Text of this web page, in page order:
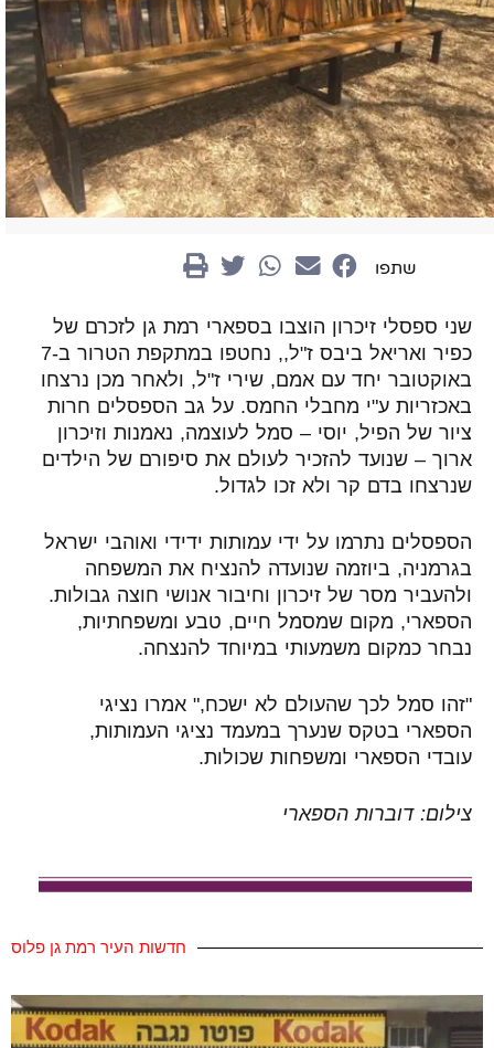
שתפו
שני ספסלי זיכרון הוצבו בספארי רמת גן לזכרם של
כפיר ואריאל ביבס ז"ל,, נחטפו במתקפת הטרור ב-7
באוקטובר יחד עם אמם, שירי ז"ל, ולאחר מכן נרצחו
באכזריות ע"י מחבלי החמס. על גב הספסלים חרות
ציור של הפיל, יוסי – סמל לעוצמה, נאמנות וזיכרון
ארוך – שנועד להזכיר לעולם את סיפורם של הילדים
שנרצחו בדם קר ולא זכו לגדול.
הספסלים נתרמו על ידי עמותות ידידי ואוהבי ישראל
בגרמניה, ביוזמה שנועדה להנציח את המשפחה
ולהעביר מסר של זיכרון וחיבור אנושי חוצה גבולות.
הספארי, מקום שמסמל חיים, טבע ומשפחתיות,
נבחר כמקום משמעותי במיוחד להנצחה.
"זהו סמל לכך שהעולם לא ישכח," אמרו נציגי
הספארי בטקס שנערך במעמד נציגי העמותות,
עובדי הספארי ומשפחות שכולות.
צילום: דוברות הספארי
חדשות העיר רמת גן פלוס